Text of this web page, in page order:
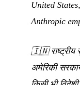
United
Anthropic
🇮🇳
अमेरिकी